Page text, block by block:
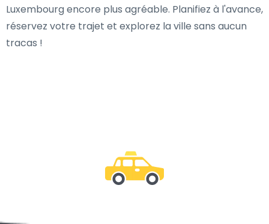
Luxembourg encore plus agréable. Planifiez à l'avance,
réservez votre trajet et explorez la ville sans aucun
tracas !